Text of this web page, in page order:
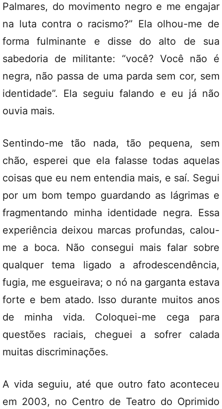
Palmares, do movimento negro e me engajar
na luta contra o racismo?” Ela olhou-me de
forma fulminante e disse do alto de sua
sabedoria de militante: “você? Você não é
negra, não passa de uma parda sem cor, sem
identidade”. Ela seguiu falando e eu já não
ouvia mais.
Sentindo-me tão nada, tão pequena, sem
chão, esperei que ela falasse todas aquelas
coisas que eu nem entendia mais, e saí. Segui
por um bom tempo guardando as lágrimas e
fragmentando minha identidade negra. Essa
experiência deixou marcas profundas, calou-
me a boca. Não consegui mais falar sobre
qualquer tema ligado a afrodescendência,
fugia, me esgueirava; o nó na garganta estava
forte e bem atado. Isso durante muitos anos
de minha vida. Coloquei-me cega para
questões raciais, cheguei a sofrer calada
muitas discriminações.
A vida seguiu, até que outro fato aconteceu
em 2003, no Centro de Teatro do Oprimido